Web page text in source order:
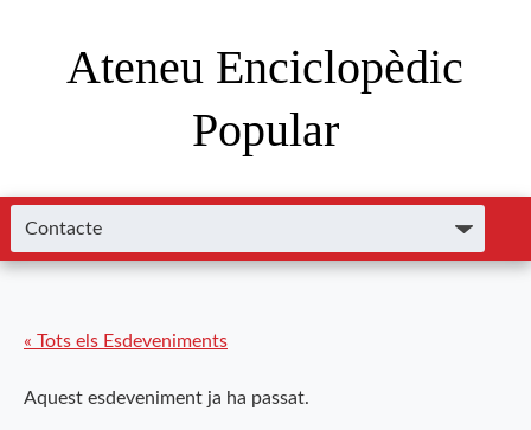
Ateneu Enciclopèdic
Popular
« Tots els Esdeveniments
Aquest esdeveniment ja ha passat.